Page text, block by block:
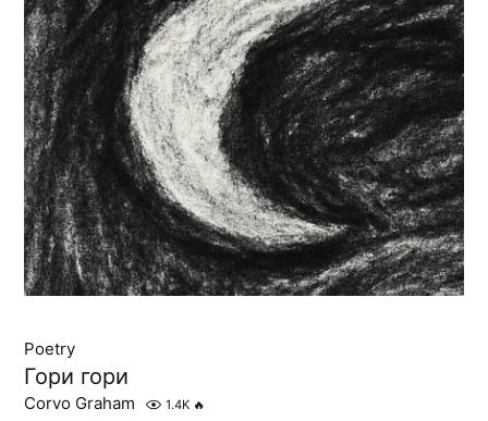
Poetry
Гори гори
Corvo Graham 1.4K 🔥